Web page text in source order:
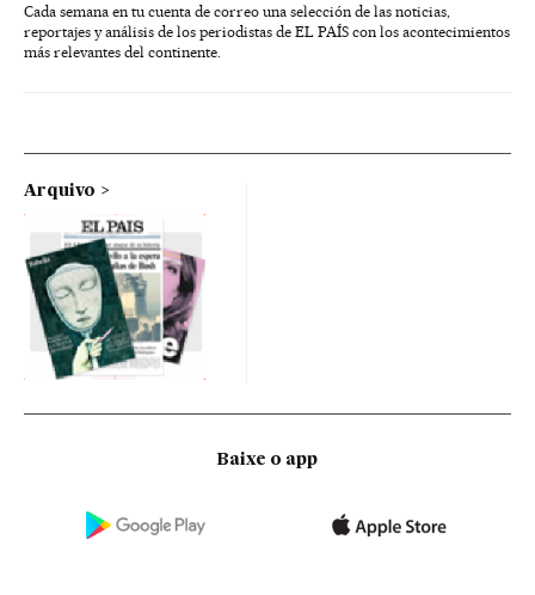
Cada semana en tu cuenta de correo una selección de las noticias,
reportajes y análisis de los periodistas de EL PAÍS con los acontecimientos
más relevantes del continente.
Arquivo
Baixe o app